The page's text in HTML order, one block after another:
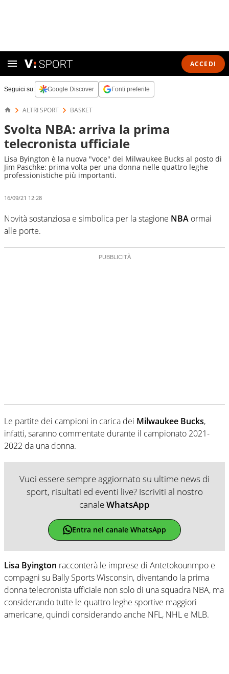
ACCEDI
Seguici su: Google Discover Fonti preferite
ALTRI SPORT BASKET
Svolta NBA: arriva la prima
telecronista ufficiale
Lisa Byington è la nuova "voce" dei Milwaukee Bucks al posto di
Jim Paschke: prima volta per una donna nelle quattro leghe
professionistiche più importanti.
16/09/21 12:28
Novità sostanziosa e simbolica per la stagione NBA ormai
alle porte.
Le partite dei campioni in carica dei Milwaukee Bucks,
infatti, saranno commentate durante il campionato 2021-
2022 da una donna.
Vuoi essere sempre aggiornato su ultime news di
sport, risultati ed eventi live? Iscriviti al nostro
canaleWhatsApp
Entra nel canale WhatsApp
Lisa Byington racconterà le imprese di Antetokounmpo e
compagni su Bally Sports Wisconsin, diventando la prima
donna telecronista ufficiale non solo di una squadra NBA, ma
considerando tutte le quattro leghe sportive maggiori
americane, quindi considerando anche NFL, NHL e MLB.